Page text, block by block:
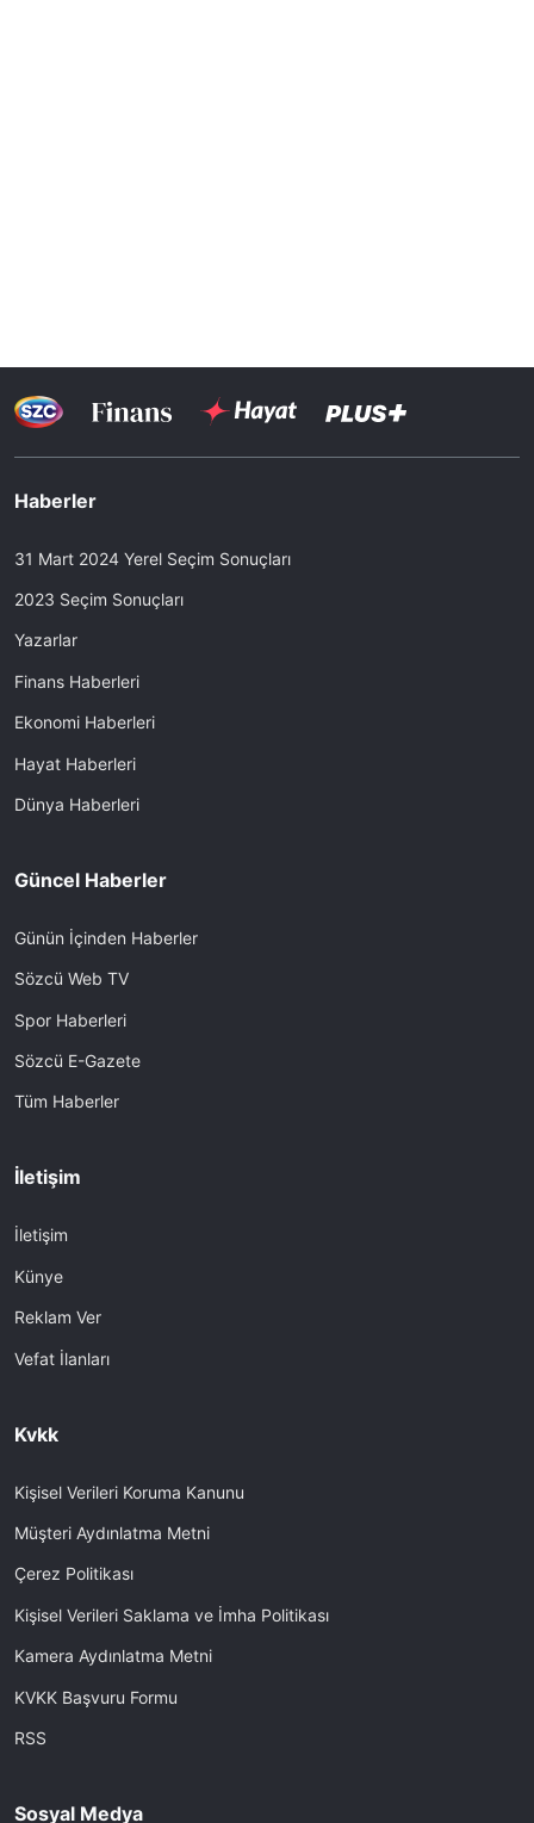
Haberler
31 Mart 2024 Yerel Seçim Sonuçları
2023 Seçim Sonuçları
Yazarlar
Finans Haberleri
Ekonomi Haberleri
Hayat Haberleri
Dünya Haberleri
Güncel Haberler
Günün İçinden Haberler
Sözcü Web TV
Spor Haberleri
Sözcü E-Gazete
Tüm Haberler
İletişim
İletişim
Künye
Reklam Ver
Vefat İlanları
Kvkk
Kişisel Verileri Koruma Kanunu
Müşteri Aydınlatma Metni
Çerez Politikası
Kişisel Verileri Saklama ve İmha Politikası
Kamera Aydınlatma Metni
KVKK Başvuru Formu
RSS
Sosyal Medya